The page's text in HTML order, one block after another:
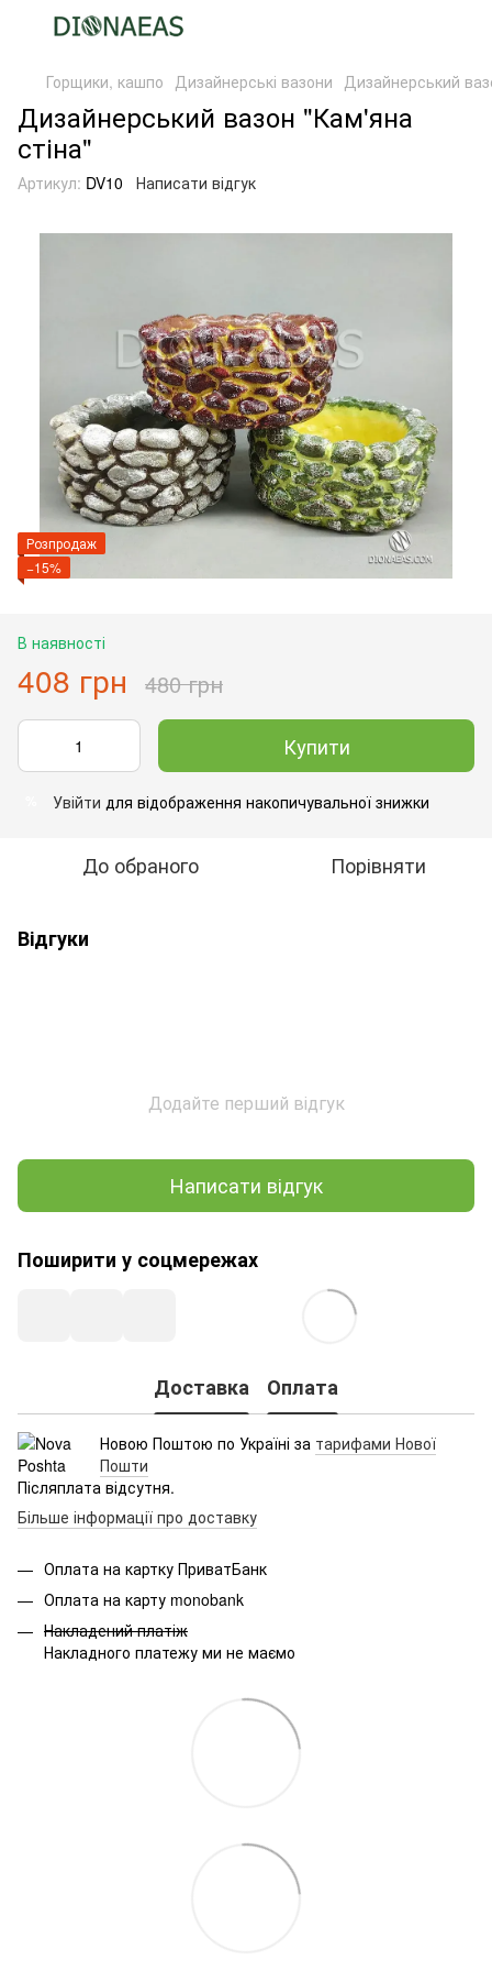
Горщики, кашпо Дизайнерські вазони Дизайнерський
Дизайнерський вазон "Кам'яна
стіна"
Артикул: DV10 Написати відгук
Розпродаж
−15%
В наявності
408 грн 480 грн
Купити
Увійти для відображення накопичувальної знижки
До обраного Порівняти
Відгуки
Додайте перший відгук
Написати відгук
Поширити у соцмережах
Доставка Оплата
Новою Поштою по Україні за тарифами Нової
Пошти
Післяплата відсутня.
Більше інформації про доставку
Оплата на картку ПриватБанк
Оплата на карту monobank
Накладений платіж
Накладного платежу ми не маємо